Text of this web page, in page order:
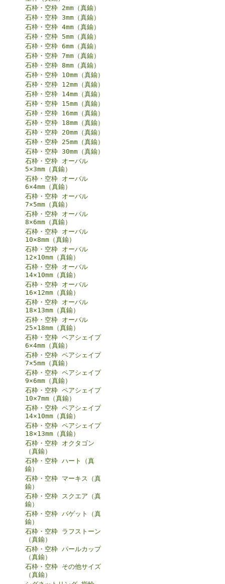
石枠・空枠 2mm（真鍮）
石枠・空枠 3mm（真鍮）
石枠・空枠 4mm（真鍮）
石枠・空枠 5mm（真鍮）
石枠・空枠 6mm（真鍮）
石枠・空枠 7mm（真鍮）
石枠・空枠 8mm（真鍮）
石枠・空枠 10mm（真鍮）
石枠・空枠 12mm（真鍮）
石枠・空枠 14mm（真鍮）
石枠・空枠 15mm（真鍮）
石枠・空枠 16mm（真鍮）
石枠・空枠 18mm（真鍮）
石枠・空枠 20mm（真鍮）
石枠・空枠 25mm（真鍮）
石枠・空枠 30mm（真鍮）
石枠・空枠 オーバル
5×3mm（真鍮）
石枠・空枠 オーバル
6×4mm（真鍮）
石枠・空枠 オーバル
7×5mm（真鍮）
石枠・空枠 オーバル
8×6mm（真鍮）
石枠・空枠 オーバル
10×8mm（真鍮）
石枠・空枠 オーバル
12×10mm（真鍮）
石枠・空枠 オーバル
14×10mm（真鍮）
石枠・空枠 オーバル
16×12mm（真鍮）
石枠・空枠 オーバル
18×13mm（真鍮）
石枠・空枠 オーバル
25×18mm（真鍮）
石枠・空枠 ペアシェイプ
6×4mm（真鍮）
石枠・空枠 ペアシェイプ
7×5mm（真鍮）
石枠・空枠 ペアシェイプ
9×6mm（真鍮）
石枠・空枠 ペアシェイプ
10×7mm（真鍮）
石枠・空枠 ペアシェイプ
14×10mm（真鍮）
石枠・空枠 ペアシェイプ
18×13mm（真鍮）
石枠・空枠 オクタゴン
（真鍮）
石枠・空枠 ハート（真
鍮）
石枠・空枠 マーキス（真
鍮）
石枠・空枠 スクエア（真
鍮）
石枠・空枠 バゲット（真
鍮）
石枠・空枠 ラフストーン
（真鍮）
石枠・空枠 パールカップ
（真鍮）
石枠・空枠 その他サイズ
（真鍮）